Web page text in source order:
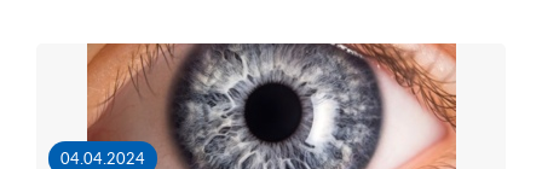
04.04.2024